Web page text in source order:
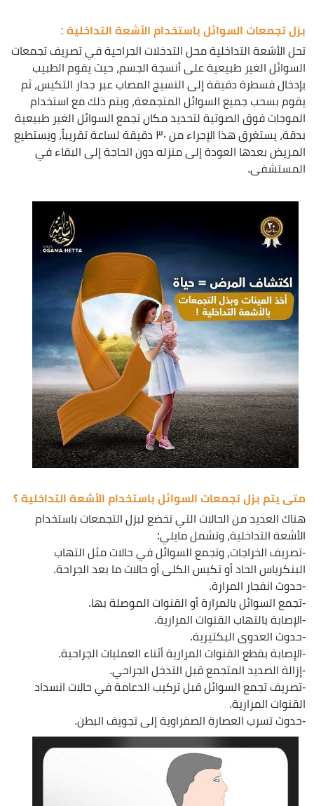
بزل تجمعات السوائل باستخدام الأشعة التداخلية :
تحل الأشعة التداخلية محل التدخلات الجراحية في تصريف تجمعات
السوائل الغير طبيعية على أنسجة الجسم، حيث يقوم الطبيب
بإدخال قسطرة دقيقة إلى النسيج المصاب عبر جدار التكيس، ثم
يقوم بسحب جميع السوائل المتجمعة، ويتم ذلك مع استخدام
الموجات فوق الصوتية لتحديد مكان تجمع السوائل الغير طبيعية
بدقة، يستغرق هذا الإجراء من ٣٠ دقيقة لساعة تقريباً، ويستطيع
المريض بعدها العودة إلى منزله دون الحاجة إلى البقاء في
المستشفى.
متى يتم بزل تجمعات السوائل باستخدام الأشعة التداخلية ؟
هناك العديد من الحالات التي تخضع لبزل التجمعات باستخدام
الأشعة التداخلية، وتشمل مايلي:
-تصريف الخراجات، وتجمع السوائل في حالات مثل التهاب
البنكرياس الحاد أو تكيس الكلى أو حالات ما بعد الجراحة.
-حدوث انفجار المرارة.
-تجمع السوائل بالمرارة أو القنوات الموصلة بها.
-الإصابة بالتهاب القنوات المرارية.
-حدوث العدوى البكتيرية.
-الإصابة بقطع القنوات المرارية أثناء العمليات الجراحية.
-إزالة الصديد المتجمع قبل التدخل الجراحي.
-تصريف تجمع السوائل قبل تركيب الدعامة في حالات انسداد
القنوات المرارية.
-حدوث تسرب العصارة الصفراوية إلى تجويف البطن.